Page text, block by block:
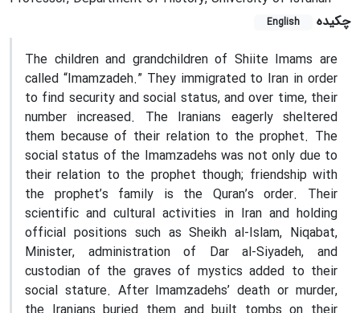
چکیده
English
The children and grandchildren of Shiite Imams are
called “Imamzadeh.” They immigrated to Iran in order
to find security and social status, and over time, their
number increased. The Iranians eagerly sheltered
them because of their relation to the prophet. The
social status of the Imamzadehs was not only due to
their relation to the prophet though; friendship with
the prophet’s family is the Quran’s order. Their
scientific and cultural activities in Iran and holding
official positions such as Sheikh al-Islam, Niqabat,
Minister, administration of Dar al-Siyadeh, and
custodian of the graves of mystics added to their
social stature. After Imamzadehs’ death or murder,